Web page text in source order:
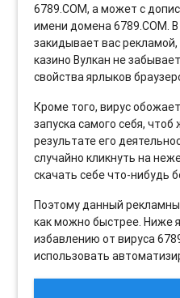
6789.COM, а может с
имени домена 6789.COM.
закидывает вас
казино Вулкан не
свойства ярлыков
Кроме того, вирус
запуска самого себя,
результате его
случайно кликнуть на
скачать себе что-нибудь
Поэтому данный
как можно быстрее. Ниже
избавлению от вируса
использовать